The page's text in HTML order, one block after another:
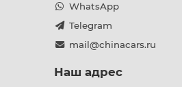
WhatsApp
Telegram
mail@chinacars.ru
Наш адрес